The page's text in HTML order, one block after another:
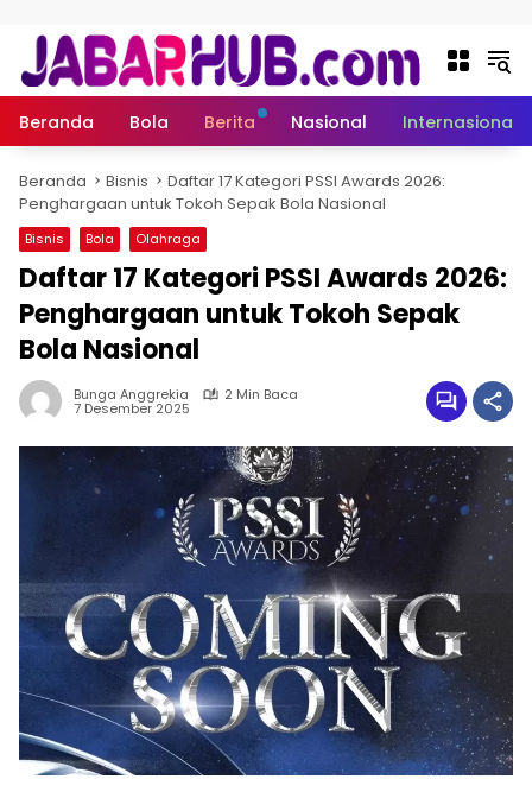
Beranda Bola Berita Nasional Internasional
Beranda Bisnis
Daftar 17 Kategori PSSI Awards 2026:
Penghargaan untuk Tokoh Sepak Bola Nasional
Bisnis Bola Olahraga
Daftar 17 Kategori PSSI Awards 2026:
Penghargaan untuk Tokoh Sepak
Bola Nasional
Bunga Anggrekia 2 Min Baca
7 Desember 2025